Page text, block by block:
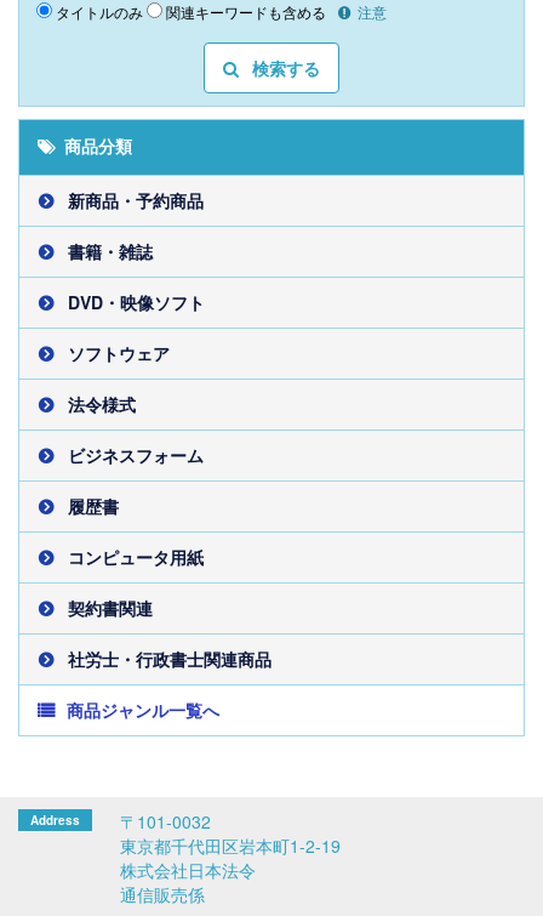
タイトルのみ 関連キーワードも含める 注意
検索する
商品分類
新商品・予約商品
書籍・雑誌
DVD・映像ソフト
ソフトウェア
法令様式
ビジネスフォーム
履歴書
コンピュータ用紙
契約書関連
社労士・行政書士関連商品
商品ジャンル一覧へ
〒101-0032
東京都千代田区岩本町1-2-19
株式会社日本法令
通信販売係